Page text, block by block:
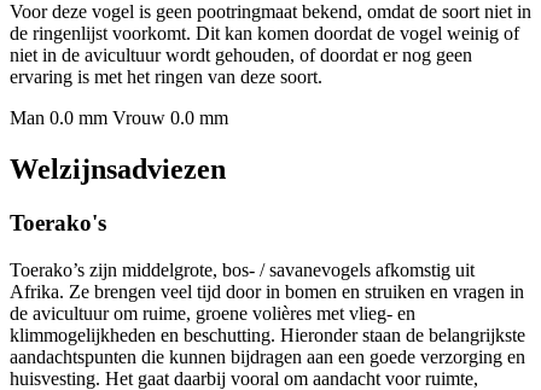
Voor deze vogel is geen pootringmaat bekend, omdat de soort niet in
de ringenlijst voorkomt. Dit kan komen doordat de vogel weinig of
niet in de avicultuur wordt gehouden, of doordat er nog geen
ervaring is met het ringen van deze soort.
Man 0.0 mm Vrouw 0.0 mm
Welzijnsadviezen
Toerako's
Toerako’s zijn middelgrote, bos- / savanevogels afkomstig uit
Afrika. Ze brengen veel tijd door in bomen en struiken en vragen in
de avicultuur om ruime, groene volières met vlieg- en
klimmogelijkheden en beschutting. Hieronder staan de belangrijkste
aandachtspunten die kunnen bijdragen aan een goede verzorging en
huisvesting. Het gaat daarbij vooral om aandacht voor ruimte,